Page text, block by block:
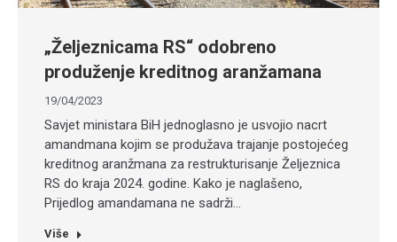
„Željeznicama RS“ odobreno
produženje kreditnog aranžamana
19/04/2023
Savjet ministara BiH jednoglasno je usvojio nacrt
amandmana kojim se produžava trajanje postojećeg
kreditnog aranžmana za restrukturisanje Željeznica
RS do kraja 2024. godine. Kako je naglašeno,
Prijedlog amandamana ne sadrži…
Više